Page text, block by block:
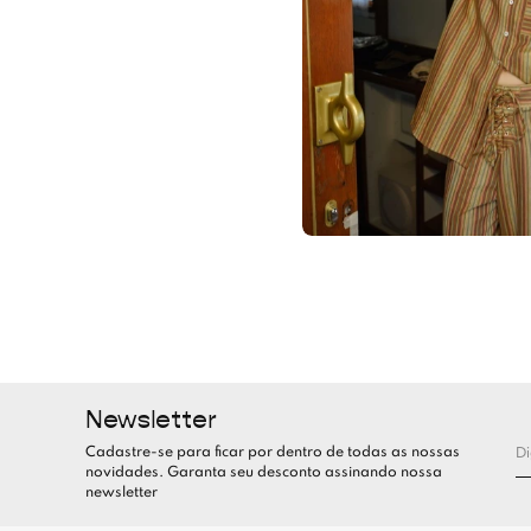
Newsletter
Cadastre-se para ficar por dentro de todas as nossas
novidades. Garanta seu desconto assinando nossa
newsletter